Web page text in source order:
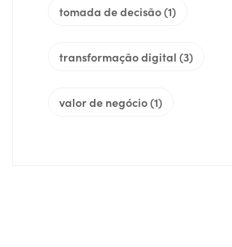
tomada de decisão(1)
transformação digital (3)
valor de negócio(1)